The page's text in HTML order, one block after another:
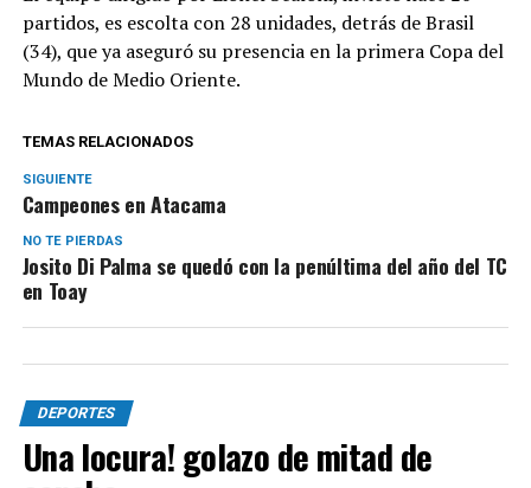
partidos, es escolta con 28 unidades, detrás de Brasil
(34), que ya aseguró su presencia en la primera Copa del
Mundo de Medio Oriente.
TEMAS RELACIONADOS
SIGUIENTE
Campeones en Atacama
NO TE PIERDAS
Josito Di Palma se quedó con la penúltima del año del TC
en Toay
DEPORTES
Una locura! golazo de mitad de